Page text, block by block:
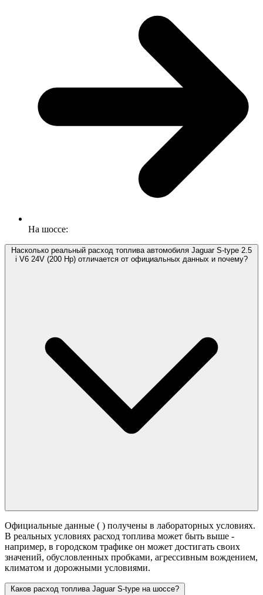
На шоссе:
Насколько реальный расход топлива автомобиля Jaguar S-type 2.5
i V6 24V (200 Hp) отличается от официальных данных и почему?
Официальные данные ( ) получены в лабораторных условиях.
В реальных условиях расход топлива может быть выше -
например, в городском трафике он может достигать своих
значений, обусловленных пробками, агрессивным вождением,
климатом и дорожными условиями.
Каков расход топлива Jaguar S-type на шоссе?